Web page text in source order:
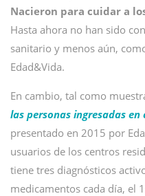
Nacieron para cuidar a
Hasta ahora no han sido
sanitario y menos aún,
Edad&Vida.
En cambio, tal como
las personas ingresadas
presentado en 2015 por
usuarios de los centros
tiene tres diagnósticos
medicamentos cada día, el